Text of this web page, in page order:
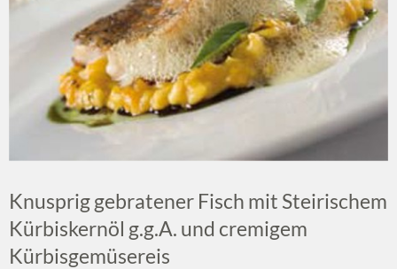
Knusprig gebratener Fisch mit Steirischem
Kürbiskernöl g.g.A. und cremigem
Kürbisgemüsereis